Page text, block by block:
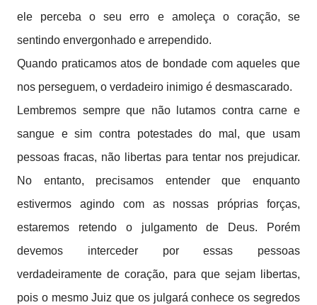
ele perceba o seu erro e amoleça o coração, se
sentindo envergonhado e arrependido.
Quando praticamos atos de bondade com aqueles que
nos perseguem, o verdadeiro inimigo é desmascarado.
Lembremos sempre que não lutamos contra carne e
sangue e sim contra potestades do mal, que usam
pessoas fracas, não libertas para tentar nos prejudicar.
No entanto, precisamos entender que enquanto
estivermos agindo com as nossas próprias forças,
estaremos retendo o julgamento de Deus. Porém
devemos interceder por essas pessoas
verdadeiramente de coração, para que sejam libertas,
pois o mesmo Juiz que os julgará conhece os segredos